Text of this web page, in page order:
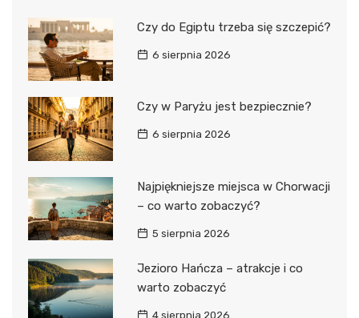
Czy do Egiptu trzeba się szczepić?
6 sierpnia 2026
Czy w Paryżu jest bezpiecznie?
6 sierpnia 2026
Najpiękniejsze miejsca w Chorwacji
– co warto zobaczyć?
5 sierpnia 2026
Jezioro Hańcza – atrakcje i co
warto zobaczyć
4 sierpnia 2026